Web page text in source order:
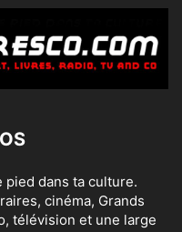
pied dans ta culture.
cinéma, Grands
télévision et une large